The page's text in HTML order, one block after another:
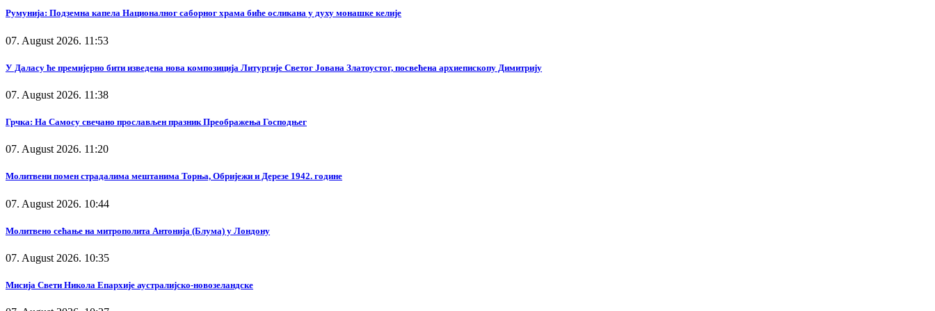
Румунија: Подземна капела Националног саборног храма биће осликана у духу монашке келије
07. August 2026. 11:53
У Даласу ће премијерно бити изведена нова композиција Литургије Светог Јована Златоустог, посвећена архиепископу Димитрију
07. August 2026. 11:38
Грчка: На Самосу свечано прослављен празник Преображења Господњег
07. August 2026. 11:20
Молитвени помен страдалима мештанима Торња, Обријежи и Дерезе 1942. године
07. August 2026. 10:44
Молитвено сећање на митрополита Антонија (Блума) у Лондону
07. August 2026. 10:35
Мисија Свети Никола Епархије аустралијско-новозеландске